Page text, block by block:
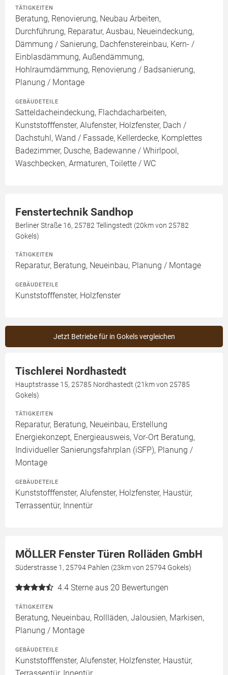
TÄTIGKEITEN
Beratung, Renovierung, Neubau Arbeiten,
Durchführung, Reparatur, Ausbau, Neueindeckung,
Dämmung / Sanierung, Dachfenstereinbau, Kern- /
Einblasdämmung, Außendämmung,
Hohlraumdämmung, Renovierung / Badsanierung,
Planung / Montage
GEBÄUDETEILE
Satteldacheindeckung, Flachdacharbeiten,
Kunststofffenster, Alufenster, Holzfenster, Dach /
Dachstuhl, Wand / Fassade, Kellerdecke, Komplettes
Badezimmer, Dusche, Badewanne / Whirlpool,
Waschbecken, Armaturen, Toilette / WC
Fenstertechnik Sandhop
Berliner Straße 16, 25782 Tellingstedt (20km von 25782
Gokels)
TÄTIGKEITEN
Reparatur, Beratung, Neueinbau, Planung / Montage
GEBÄUDETEILE
Kunststofffenster, Holzfenster
Jetzt Betriebe für in Gokels vergleichen
Tischlerei Nordhastedt
Hauptstrasse 15, 25785 Nordhastedt (21km von 25785
Gokels)
TÄTIGKEITEN
Reparatur, Beratung, Neueinbau, Erstellung
Energiekonzept, Energieausweis, Vor-Ort Beratung,
Individueller Sanierungsfahrplan (iSFP), Planung /
Montage
GEBÄUDETEILE
Kunststofffenster, Alufenster, Holzfenster, Haustür,
Terrassentür, Innentür
MÖLLER Fenster Türen Rolläden GmbH
Süderstrasse 1, 25794 Pahlen (23km von 25794 Gokels)
4.4 Sterne aus 20 Bewertungen
TÄTIGKEITEN
Beratung, Neueinbau, Rollläden, Jalousien, Markisen,
Planung / Montage
GEBÄUDETEILE
Kunststofffenster, Alufenster, Holzfenster, Haustür,